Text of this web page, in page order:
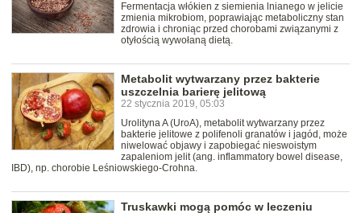
Fermentacja włókien z siemienia lnianego w jelicie
zmienia mikrobiom, poprawiając metaboliczny stan
zdrowia i chroniąc przed chorobami związanymi z
otyłością wywołaną dietą.
Metabolit wytwarzany przez bakterie
uszczelnia barierę jelitową
22 stycznia 2019, 05:03
Urolityna A (UroA), metabolit wytwarzany przez
bakterie jelitowe z polifenoli granatów i jagód, może
niwelować objawy i zapobiegać nieswoistym
zapaleniom jelit (ang. inflammatory bowel disease,
IBD), np. chorobie Leśniowskiego-Crohna.
Truskawki mogą pomóc w leczeniu